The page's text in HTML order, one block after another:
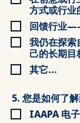
方式或行业
回馈行业
我仍在探
己的长期目
其它...
5. 您是如何了
IAAPA 电